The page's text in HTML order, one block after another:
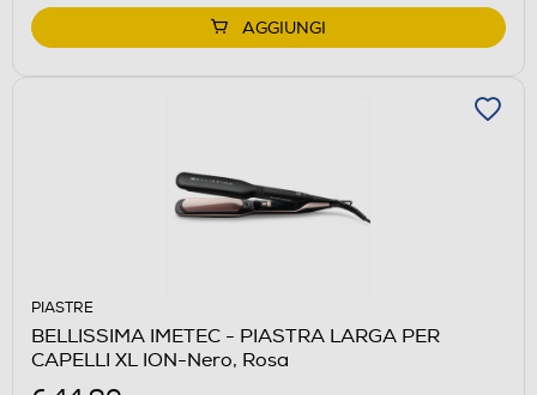
AGGIUNGI
PIASTRE
BELLISSIMA IMETEC - PIASTRA LARGA PER
CAPELLI XL ION-Nero, Rosa